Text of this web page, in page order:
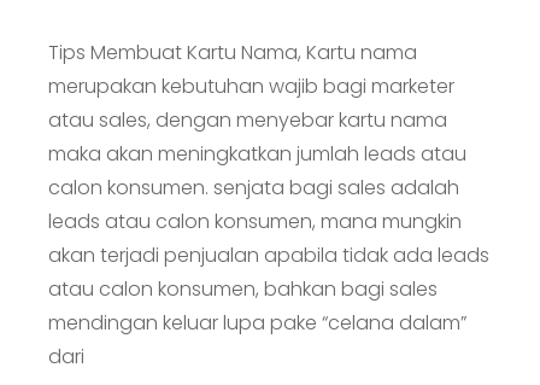
Tips Membuat Kartu Nama, Kartu nama
merupakan kebutuhan wajib bagi marketer
atau sales, dengan menyebar kartu nama
maka akan meningkatkan jumlah leads atau
calon konsumen. senjata bagi sales adalah
leads atau calon konsumen, mana mungkin
akan terjadi penjualan apabila tidak ada leads
atau calon konsumen, bahkan bagi sales
mendingan keluar lupa pake “celana dalam”
dari